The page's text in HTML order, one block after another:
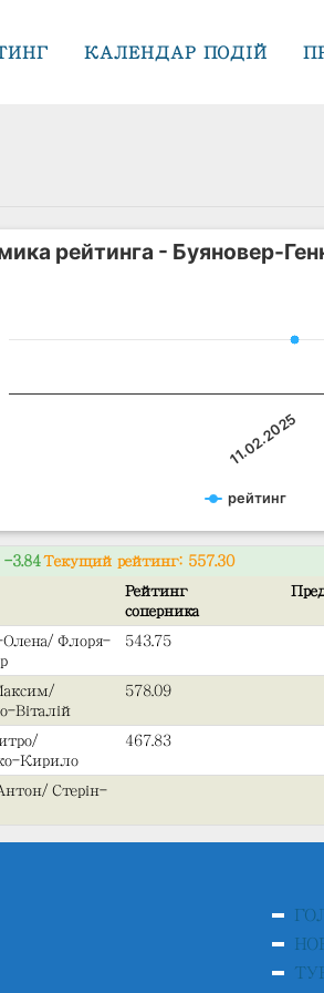
КАЛЕНДАР ПОДІЙ
рейтинга - Буяновер-
рейтинг
11.02.2025
-3.84Текущий рейтинг: 557.30
Рейтинг
соперника
Олена/Флоря-
543.75
Віталій
578.09
Кирило
467.83
Стерін-